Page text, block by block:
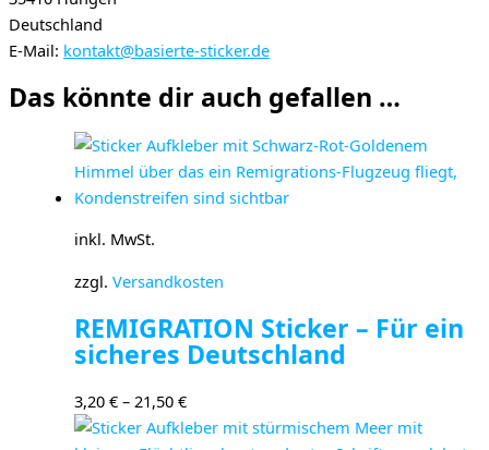
Deutschland
E-Mail: kontakt@basierte-sticker.de
Das könnte dir auch gefallen …
inkl. MwSt.
zzgl. Versandkosten
REMIGRATION Sticker – Für ein
sicheres Deutschland
3,20 € – 21,50 €